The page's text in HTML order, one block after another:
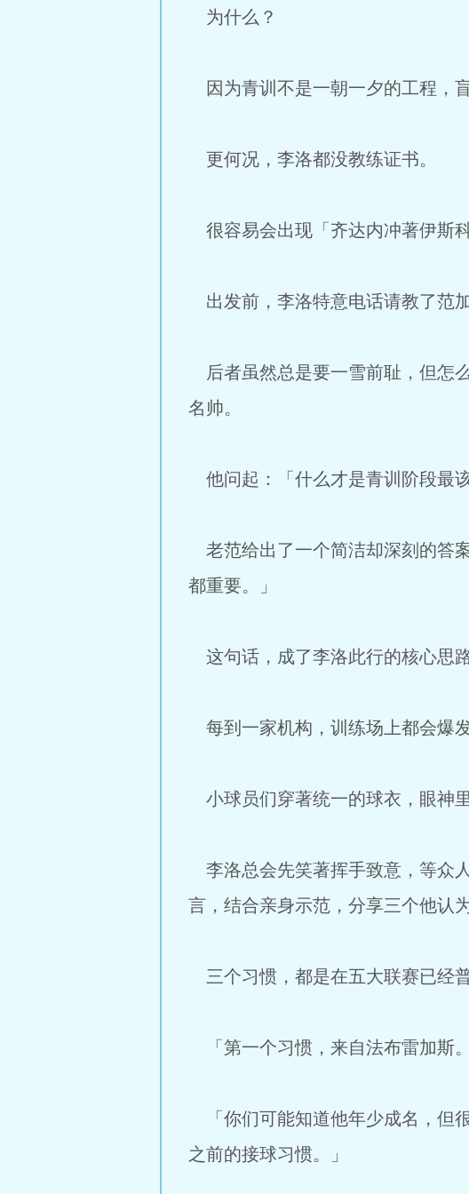
为什么？
因为青训不是一朝一夕的工程，
更何况，李洛都没教练证书。
很容易会出现「齐达内冲著伊斯
出发前，李洛特意电话请教了范加
后者虽然总是要一雪前耻，但怎
名帅。
他问起：「什么才是青训阶段最
老范给出了一个简洁却深刻的答
都重要。」
这句话，成了李洛此行的核心思路
每到一家机构，训练场上都会爆
小球员们穿著统一的球衣，眼神
李洛总会先笑著挥手致意，等众
言，结合亲身示范，分享三个他认
三个习惯，都是在五大联赛已经
「第一个习惯，来自法布雷加斯。
「你们可能知道他年少成名，但
之前的接球习惯。」